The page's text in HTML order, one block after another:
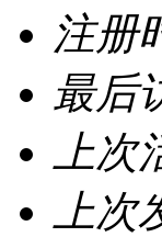
注册
最后
上次
上次